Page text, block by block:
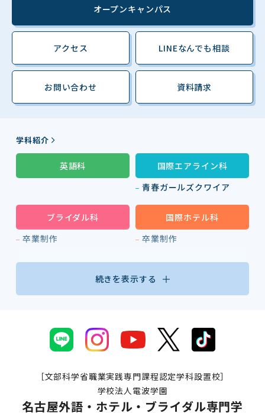
オープンキャンパス
アクセス LINEなんでも相談
お問い合わせ 資料請求
学科紹介
英語科
国際エアライン科
青春ガールズクワイア
ブライダル科
卒業制作
国際ホテル科
卒業制作
続きを表示する
［文部科学省職業実践専門課程認定学科設置校］
学校法人電波学園
名古屋外語・ホテル・ブライダル専門学